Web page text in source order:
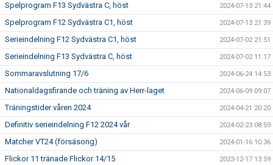
Spelprogram F13 Sydvästra C, höst 2024-07-13 21:44
Spelprogram F12 Sydvästra C1, höst 2024-07-13 21:39
Serieindelning F12 Sydvästra C1, höst 2024-07-02 21:51
Serieindelning F13 Sydvästra C, höst 2024-07-02 11:17
Sommaravslutning 17/6 2024-06-24 14:53
Nationaldagsfirande och träning av Herr-laget 2024-06-09 09:07
Träningstider våren 2024 2024-04-21 20:20
Definitiv serieindelning F12 2024 vår 2024-02-23 08:59
Matcher VT24 (försäsong) 2024-01-16 10:36
Flickor 11 tränade Flickor 14/15 2023-12-17 13:59